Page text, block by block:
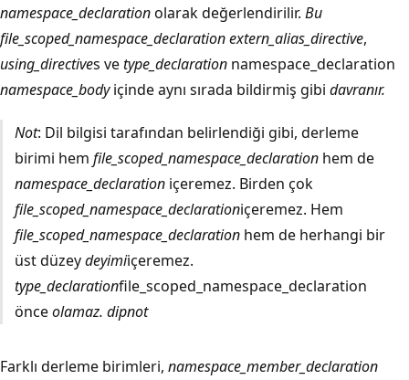
namespace_declarationolarak değerlendirilir. Bu
file_scoped_namespace_declaration extern_alias_directive,
using_directives vetype_declaration namespace_declaration
namespace_bodyiçinde aynı sırada bildirmiş gibi davranır.
Not: Dil bilgisi tarafından belirlendiği gibi, derleme
birimi hem file_scoped_namespace_declarationhem de
namespace_declarationiçeremez. Birden çok
file_scoped_namespace_declarationiçeremez. Hem
file_scoped_namespace_declarationhem de herhangi bir
üst düzeydeyimiiçeremez.
type_declarationfile_scoped_namespace_declaration
önceolamaz. dipnot
Farklı derleme birimleri, namespace_member_declaration